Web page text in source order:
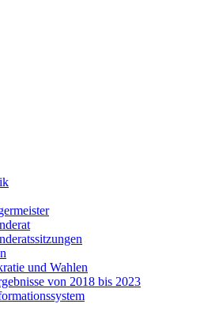
und Wahlen
von 2018 bis 2023